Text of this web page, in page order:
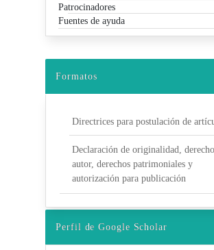
Patrocinadores
Fuentes de ayuda
Formatos
Directrices para postulación de
Declaración de originalidad,
autor, derechos patrimoniales y
autorización para publicación
Perfil de Google Scholar